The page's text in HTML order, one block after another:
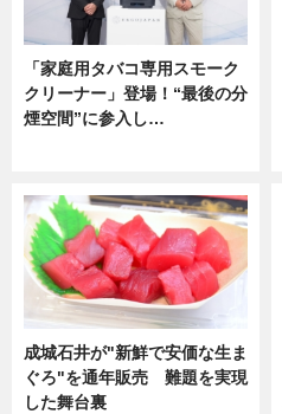
「家庭用タバコ専用スモーク
クリーナー」登場！“最後の分
煙空間”に参入し…
成城石井が"新鮮で安価な生ま
ぐろ"を通年販売 難題を実現
した舞台裏